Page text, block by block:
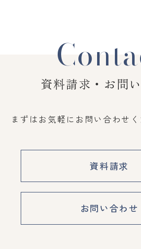
資料請求・お問
まずはお気軽にお問い合わせく
資料請求
お問い合わせ